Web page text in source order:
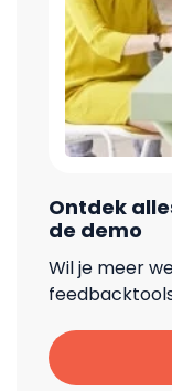
Ontdek
de demo
Wil je meer